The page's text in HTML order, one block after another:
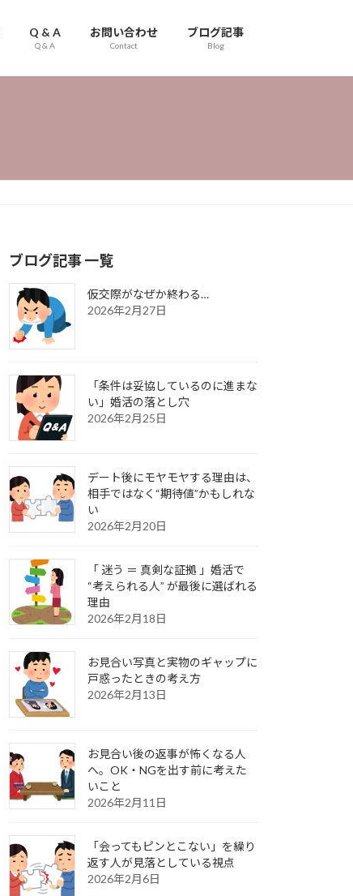
Q & A
Q & A
お問い合わせ
Contact
ブログ記事
Blog
ブログ記事 一覧
仮交際がなぜか終わる…
2026年2月27日
「条件は妥協しているのに進まな
い」婚活の落とし穴
2026年2月25日
デート後にモヤモヤする理由は、
相手ではなく“期待値”かもしれな
い
2026年2月20日
「 迷う ＝ 真剣な証拠 」婚活で
“考えられる人” が最後に選ばれる
理由
2026年2月18日
お見合い写真と実物のギャップに
戸惑ったときの考え方
2026年2月13日
お見合い後の返事が怖くなる人
へ。OK・NGを出す前に考えた
いこと
2026年2月11日
「会ってもピンとこない」を繰り
返す人が見落としている視点
2026年2月6日